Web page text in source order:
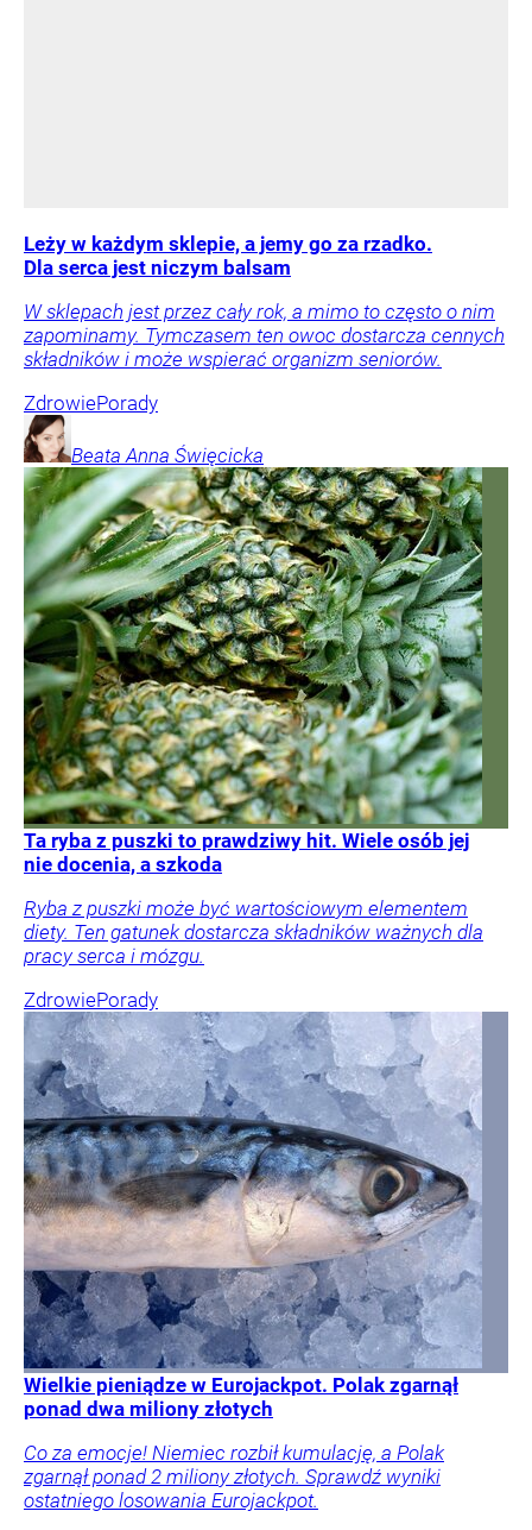
Leży w każdym sklepie, a jemy go za rzadko.
Dla serca jest niczym balsam
W sklepach jest przez cały rok, a mimo to często o nim
zapominamy. Tymczasem ten owoc dostarcza cennych
składników i może wspierać organizm seniorów.
ZdrowiePorady
Beata Anna Święcicka
Ta ryba z puszki to prawdziwy hit. Wiele osób jej
nie docenia, a szkoda
Ryba z puszki może być wartościowym elementem
diety. Ten gatunek dostarcza składników ważnych dla
pracy serca i mózgu.
ZdrowiePorady
Wielkie pieniądze w Eurojackpot. Polak zgarnął
ponad dwa miliony złotych
Co za emocje! Niemiec rozbił kumulację, a Polak
zgarnął ponad 2 miliony złotych. Sprawdź wyniki
ostatniego losowania Eurojackpot.